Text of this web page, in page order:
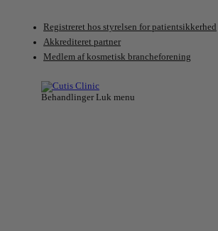
indholdRegistreret hos styrelsen for patientsikkerhed
Akkrediteret partner
Medlem af kosmetisk brancheforening
Behandlinger Luk menu